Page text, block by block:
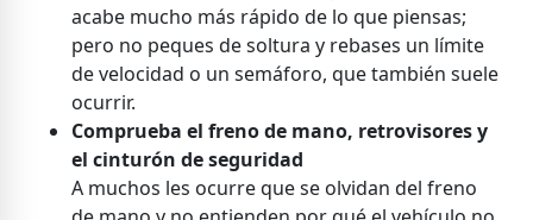
acabe mucho más rápido de lo que piensas;
pero no peques de soltura y rebases un límite
de velocidad o un semáforo, que también suele
ocurrir.
Comprueba el freno de mano, retrovisores y
el cinturón de seguridad
A muchos les ocurre que se olvidan del freno